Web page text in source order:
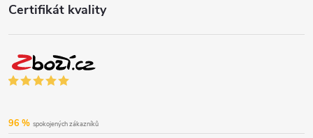
Certifikát kvality
96 % spokojených zákazníků